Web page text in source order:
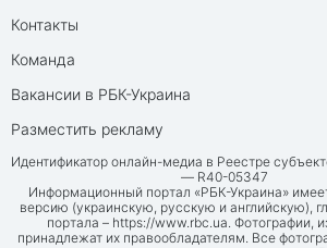
Контакты
Команда
Вакансии в РБК-Украина
Разместить рекламу
Идентификатор онлайн-медиа в Реестре
— R40-05347
Информационный портал «РБК-Украина»
версию (украинскую, русскую и английскую),
портала – https://www.rbc.ua. Фотографии,
принадлежат их правообладателям. Все